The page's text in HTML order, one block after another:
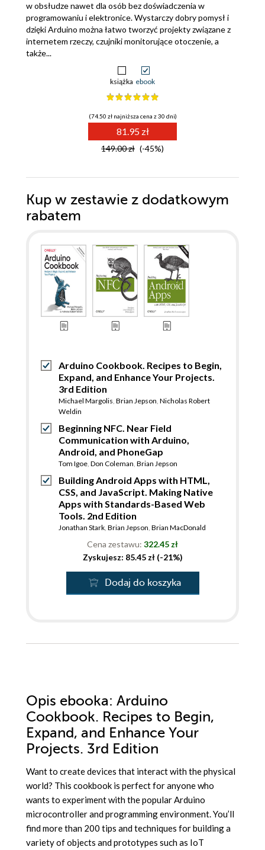
książka ebook
(74.50 zł najniższa cena z 30 dni)
81.95 zł
149.00 zł (-45%)
w obsłudze nawet dla osób bez doświadczenia w
programowaniu i elektronice. Wystarczy dobry pomysł i
dzięki Arduino można łatwo tworzyć projekty związane z
internetem rzeczy, czujniki monitorujące otoczenie, a
także...
Kup w zestawie z dodatkowym
rabatem
Arduino Cookbook. Recipes to Begin,
Expand, and Enhance Your Projects.
3rd Edition
Michael Margolis, Brian Jepson, Nicholas Robert
Weldin
Beginning NFC. Near Field
Communication with Arduino,
Android, and PhoneGap
Tom Igoe, Don Coleman, Brian Jepson
Building Android Apps with HTML,
CSS, and JavaScript. Making Native
Apps with Standards-Based Web
Tools. 2nd Edition
Jonathan Stark, Brian Jepson, Brian MacDonald
Cena zestawu: 322.45 zł
Zyskujesz: 85.45 zł (-21%)
Dodaj do koszyka
Opis ebooka: Arduino
Cookbook. Recipes to Begin,
Expand, and Enhance Your
Projects. 3rd Edition
Want to create devices that interact with the physical
world? This cookbook is perfect for anyone who
wants to experiment with the popular Arduino
microcontroller and programming environment. You’ll
find more than 200 tips and techniques for building a
variety of objects and prototypes such as IoT